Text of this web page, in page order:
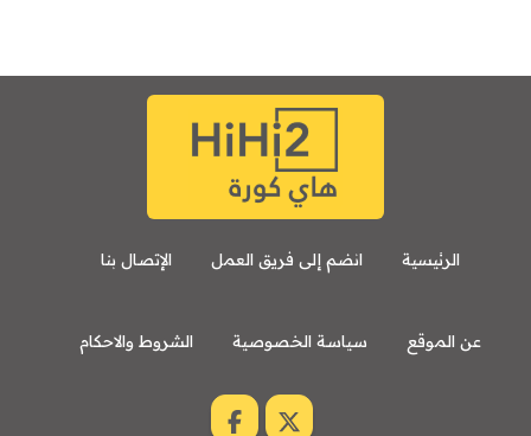
الرئيسية انضم إلى فريق العمل الإتصال بنا
عن الموقع سياسة الخصوصية الشروط والاحكام